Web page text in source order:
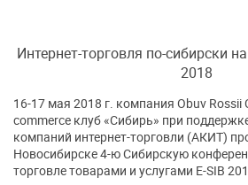
Интернет-торговля по-сибирски
2018
16-17 мая 2018 г. компания Obuv Rossii
commerce клуб «Сибирь» при
компаний интернет-торговли (АКИТ)
Новосибирске 4-ю Сибирскую
торговле товарами и услугами E-SIB